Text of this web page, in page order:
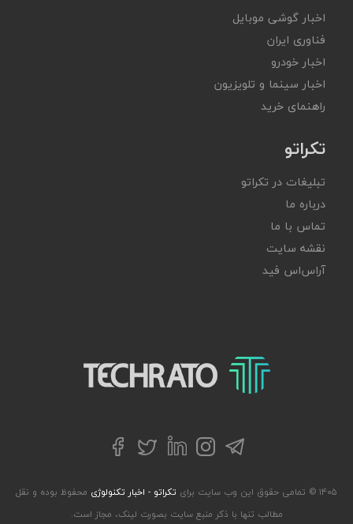
اخبار گوشی موبایل
فناوری ایران
اخبار خودرو
اخبار سینما و تلویزیون
راهنمای خرید
تکراتو
تبلیغات در تکراتو
درباره ما
تماس با ما
نقشه سایت
آر‌اس‌اس فید
تکراتو – زندگی با تکنولوژی
تلگراماینستاگرام
لینکداینتوییترفیسبوک
۱۴۰۵ © تمامی حقوق این وب سایت برای تکراتو - اخبار تکنولوژی محفوظ بوده و نقل
مطالب تنها با ذکر منبع سایت بصورت لینک، مجاز است.